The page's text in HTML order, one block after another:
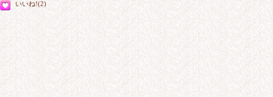
いいね!(2)